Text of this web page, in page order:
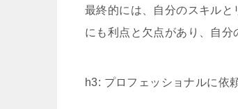
最終的には、自分のスキル
にも利点と欠点があり、自分
h3: プロフェッショナルに依